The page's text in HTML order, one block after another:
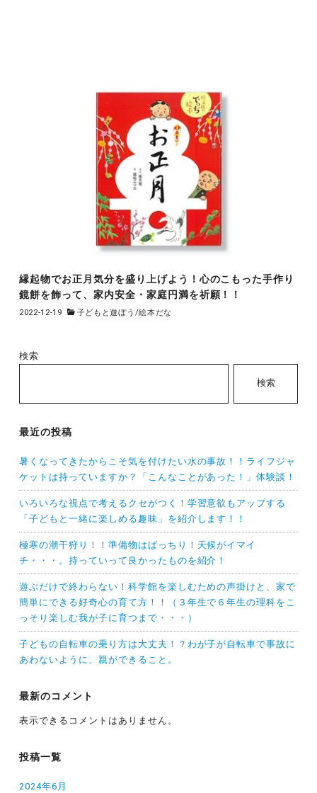
縁起物でお正月気分を盛り上げよう！心のこもった手作り
鏡餅を飾って、家内安全・家庭円満を祈願！！
2022-12-19 子どもと遊ぼう /絵本だな
検索
検索
最近の投稿
暑くなってきたからこそ気を付けたい水の事故！！ライフジャ
ケットは持っていますか？「こんなことがあった！」体験談！
いろいろな視点で考えるクセがつく！学習意欲もアップする
「子どもと一緒に楽しめる趣味」を紹介します！！
極寒の潮干狩り！！準備物はばっちり！天候がイマイ
チ・・・。持っていって良かったものを紹介！
遊ぶだけで終わらない！科学館を楽しむための声掛けと、家で
簡単にできる好奇心の育て方！！（３年生で６年生の理科をこ
っそり楽しむ我が子に育つまで・・・）
子どもの自転車の乗り方は大丈夫！？わが子が自転車で事故に
あわないように、親ができること。
最新のコメント
表示できるコメントはありません。
投稿一覧
2024年6月